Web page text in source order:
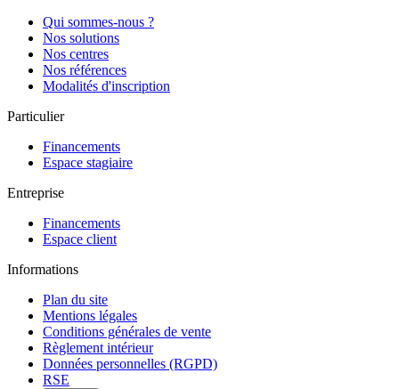
Qui sommes-nous ?
Nos solutions
Nos centres
Nos références
Modalités d'inscription
Particulier
Financements
Espace stagiaire
Entreprise
Financements
Espace client
Informations
Plan du site
Mentions légales
Conditions générales de vente
Règlement intérieur
Données personnelles (RGPD)
RSE